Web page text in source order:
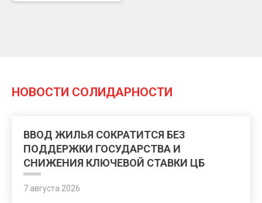
НОВОСТИ СОЛИДАРНОСТИ
ВВОД ЖИЛЬЯ СОКРАТИТСЯ БЕЗ
ПОДДЕРЖКИ ГОСУДАРСТВА И
СНИЖЕНИЯ КЛЮЧЕВОЙ СТАВКИ ЦБ
7 августа 2026